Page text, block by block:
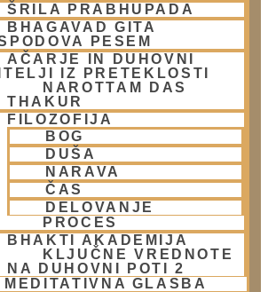
ŠRILA PRABHUPADA
BHAGAVAD GITA
PESEM
AČARJE IN DUHOVNI
IZ PRETEKLOSTI
NAROTTAM DAS
THAKUR
FILOZOFIJA
BOG
DUŠA
NARAVA
ČAS
DELOVANJE
PROCES
BHAKTI AKADEMIJA
KLJUČNE VREDNOTE
NA DUHOVNI POTI 2
MEDITATIVNA GLASBA